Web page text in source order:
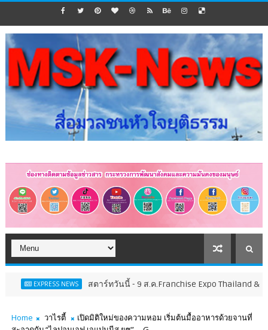
NEWS สตาร์ทวันนี้ - 9 ส.ค.Franchise Expo Thailand & TESE
Home วาไรตี้
เปิดมิติใหม่ของความหอม เริ่มต้นมื้ออาหารด้วยจานที่